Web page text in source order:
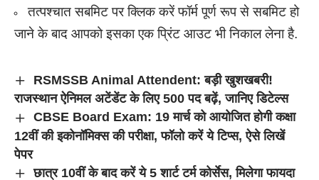
तत्पश्चात सबमिट पर क्लिक करें फॉर्म पूर्ण रूप से सबमिट हो
जाने के बाद आपको इसका एक प्रिंट आउट भी निकाल लेना है.
RSMSSB Animal Attendent: बड़ी खुशखबरी!
राजस्थान ऐनिमल अटेंडेंट के लिए 500 पद बढ़ें, जानिए डिटेल्स
CBSE Board Exam: 19 मार्च को आयोजित होगी कक्षा
12वीं की इकोनॉमिक्स की परीक्षा, फॉलो करें ये टिप्स, ऐसे लिखें
पेपर
छात्र 10वीं के बाद करें ये 5 शार्ट टर्म कोर्सेस, मिलेगा फायदा